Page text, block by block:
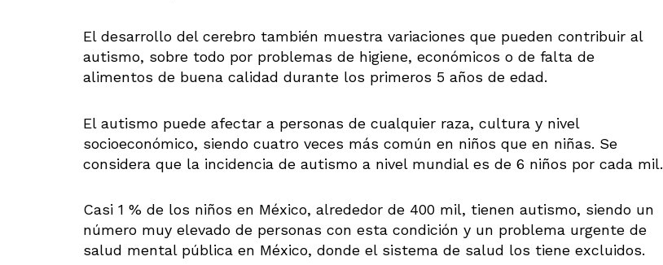
El desarrollo del cerebro también muestra variaciones que pueden contribuir al
autismo, sobre todo por problemas de higiene, económicos o de falta de
alimentos de buena calidad durante los primeros 5 años de edad.
El autismo puede afectar a personas de cualquier raza, cultura y nivel
socioeconómico, siendo cuatro veces más común en niños que en niñas. Se
considera que la incidencia de autismo a nivel mundial es de 6 niños por cada mil.
Casi 1 % de los niños en México, alrededor de 400 mil, tienen autismo, siendo un
número muy elevado de personas con esta condición y un problema urgente de
salud mental pública en México, donde el sistema de salud los tiene excluidos.